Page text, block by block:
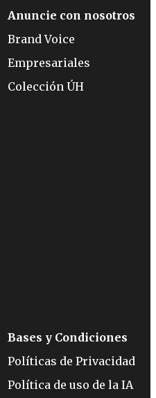
Anuncie con nosotros
Brand Voice
Empresariales
Colección ÚH
Bases y Condiciones
Políticas de Privacidad
Política de uso de la IA